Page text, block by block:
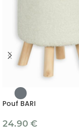
Pouf BARI
24.90 €